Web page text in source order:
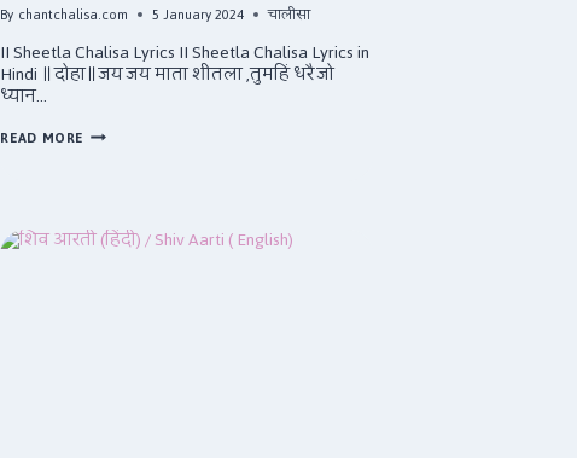
By chantchalisa.com 5 January 2024 चालीसा
II Sheetla Chalisa Lyrics II Sheetla Chalisa Lyrics in
Hindi ॥ दोहा॥ जय जय माता शीतला ,तुमहिं धरै जो
ध्यान…
READ MORE शीतला
(ENGLISH)